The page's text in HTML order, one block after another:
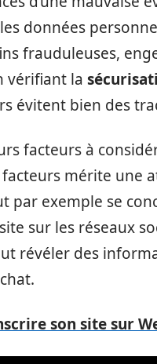
données
frauduleuses,
vérifiant la
évitent bien des
facteurs à
facteurs mérite
par exemple se
sur les réseaux
révéler des
son site sur